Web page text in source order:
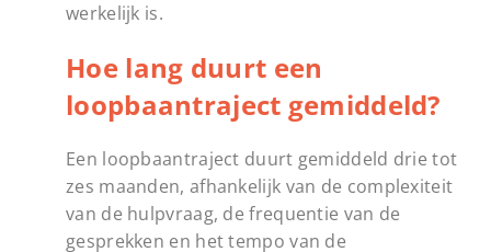
werkelijk is.
Hoe lang duurt een
loopbaantraject gemiddeld?
Een loopbaantraject duurt gemiddeld drie tot
zes maanden, afhankelijk van de complexiteit
van de hulpvraag, de frequentie van de
gesprekken en het tempo van de